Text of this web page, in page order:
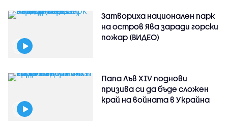
Затвориха национален парк
на остров Ява заради горски
пожар (ВИДЕО)
Папа Лъв XIV поднови
призива си да бъде сложен
край на войната в Украйна